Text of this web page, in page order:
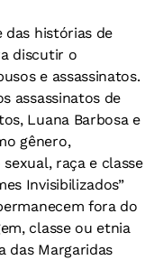
das histórias de
discutir o
e assassinatos.
assassinatos de
Luana Barbosa e
gênero,
raça e classe
Invisibilizados”
fora do
classe ou etnia
das Margaridas